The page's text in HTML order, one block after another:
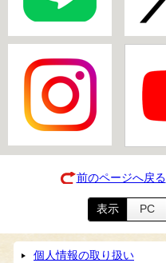
前のページへ戻る
表示 PC
個人情報の取り扱い